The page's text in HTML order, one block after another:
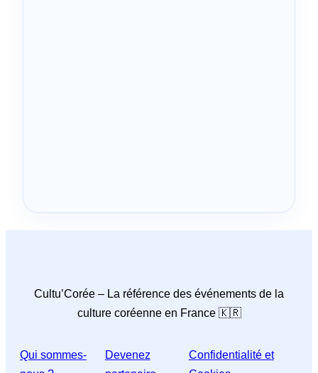
Cultu’Corée – La référence des événements de la
culture coréenne en France 🇰🇷
Qui sommes-
Devenez
Confidentialité et